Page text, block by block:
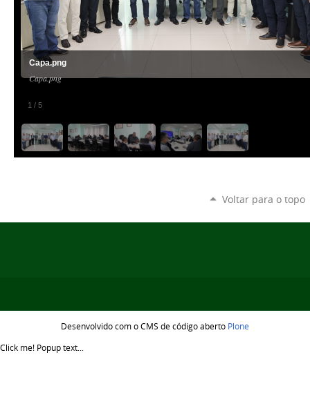
1 / 5
Capa.png
Capa.png
Voltar para o topo
Desenvolvido com o CMS de código aberto Plone
Click me! Popup text...